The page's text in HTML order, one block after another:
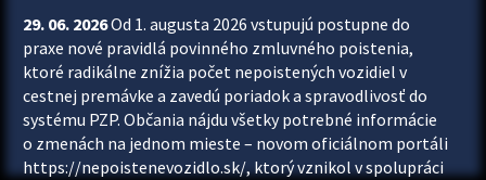
29. 06. 2026Od 1. augusta 2026 vstupujú postupne do
praxe nové pravidlá povinného zmluvného poistenia,
ktoré radikálne znížia počet nepoistených vozidiel v
cestnej premávke a zavedú poriadok a spravodlivosť do
systému PZP. Občania nájdu všetky potrebné informácie
o zmenách na jednom mieste – novom oficiálnom portáli
https://nepoistenevozidlo.sk/, ktorý vznikol v spolupráci